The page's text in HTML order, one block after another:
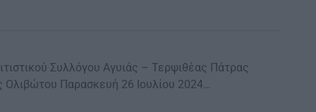
Συλλόγου Αγυιάς – Τερψιθέας Πάτρας
Ολιβώτου Παρασκευή 26 Ιουλίου 2024…